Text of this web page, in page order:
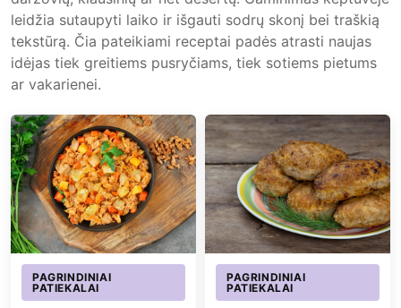
leidžia sutaupyti laiko ir išgauti sodrų skonį bei traškią
tekstūrą. Čia pateikiami receptai padės atrasti naujas
idėjas tiek greitiems pusryčiams, tiek sotiems pietums
ar vakarienei.
PAGRINDINIAI
PATIEKALAI
PAGRINDINIAI
PATIEKALAI